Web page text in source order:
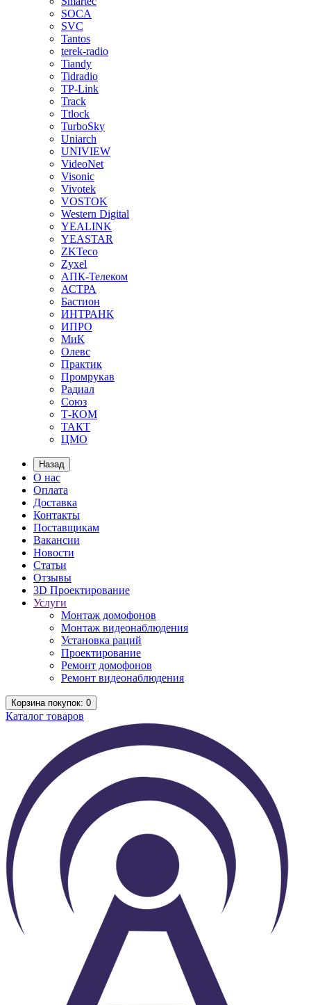
SOCA
SVC
Tantos
terek-radio
Tiandy
Tidradio
TP-Link
Track
Ttlock
TurboSky
Uniarch
UNIVIEW
VideoNet
Visonic
Vivotek
VOSTOK
Western Digital
YEALINK
YEASTAR
ZKTeco
Zyxel
АПК-Телеком
АСТРА
Бастион
ИНТРАНК
ИПРО
МиК
Олевс
Практик
Промрукав
Радиал
Союз
Т-КОМ
ТАКТ
ЦМО
Назад
О нас
Оплата
Доставка
Контакты
Поставщикам
Вакансии
Новости
Статьи
Отзывы
3D Проектирование
Услуги
Монтаж домофонов
Монтаж видеонаблюдения
Установка раций
Проектирование
Ремонт домофонов
Ремонт видеонаблюдения
Корзинапокупок: 0
Каталог товаров